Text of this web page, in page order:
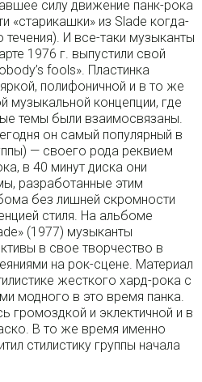
силу движение панк-рока
«старикашки» из Slade когда-
течения). И все-таки музыканты
1976 г. выпустили свой
fools». Пластинка
полифоничной и в то же
музыкальной концепции, где
темы были взаимосвязаны.
он самый популярный в
— своего рода реквием
в 40 минут диска они
разработанные этим
без лишней скромности
стиля. На альбоме
(1977) музыканты
в свое творчество в
на рок-сцене. Материал
жесткого хард-рока с
модного в это время панка.
громоздкой и эклектичной и в
В то же время именно
стилистику группы начала